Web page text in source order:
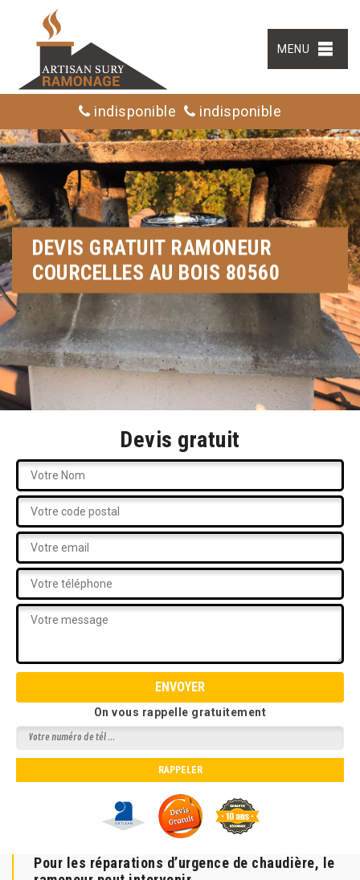
MENU
indisponible indisponible
DEVIS GRATUIT RAMONEUR
COURCELLES AU BOIS 80560
Devis gratuit
On vous rappelle gratuitement
Pour les réparations d’urgence de chaudière, le